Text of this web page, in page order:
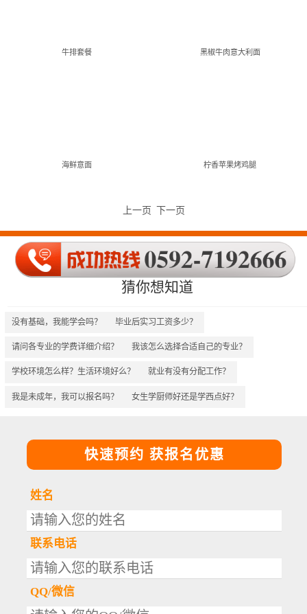
牛排套餐 黑椒牛肉意大利面
海鲜意面 柠香苹果烤鸡腿
上一页 下一页
猜你想知道
没有基础，我能学会吗？ 毕业后实习工资多少？
请问各专业的学费详细介绍？ 我该怎么选择合适自己的专业？
学校环境怎么样？生活环境好么？ 就业有没有分配工作？
我是未成年，我可以报名吗？ 女生学厨师好还是学西点好？
快速预约 获报名优惠
姓名
联系电话
QQ/微信